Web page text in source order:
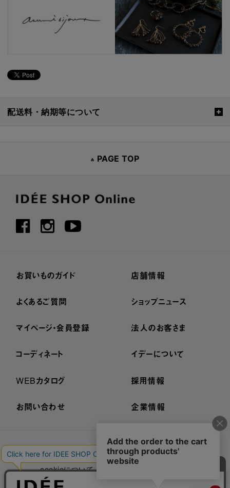
配送料・納期等について
PAGE TOP
お買いものガイド
よくあるご質問
マイページ・会員登録
コーディネート
WEBカタログ
お問い合わせ
店舗情報
ショップニュース
法人のお客さま
イデーについて
採用情報
企業情報
プライバシーポリシー 外部送信ポリシー
ご利用規約
cookieについて